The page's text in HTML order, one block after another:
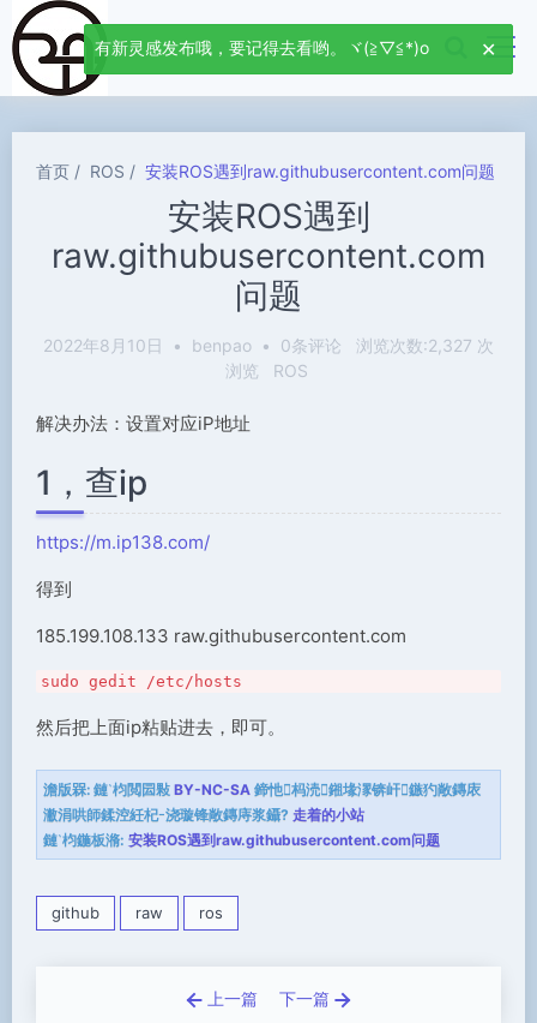
首页 ROS 安装ROS遇到raw.githubusercontent.com问题
安装ROS遇到
raw.githubusercontent.com
问题
2022年8月10日 • benpao • 0条评论
浏览次数:2,327 次
浏览
ROS
解决办法：设置对应iP地址
1，查ip
https://m.ip138.com/
得到
185.199.108.133 raw.githubusercontent.com
sudo gedit /etc/hosts
然后把上面ip粘贴进去，即可。
澹版槑: 鏈枃閲囩敤 BY-NC-SA 鍗忚杩涜鎺堟潈锛屽鏃犳敞鏄庡
潎涓哄師鍒涳紝杞浇璇锋敞鏄庤浆鑷? 走着的小站
鏈枃鍦板潃: 安装ROS遇到raw.githubusercontent.com问题
github raw ros
上一篇 下一篇
有新灵感发布哦，要记得去看哟。ヾ(≧▽≦*)o